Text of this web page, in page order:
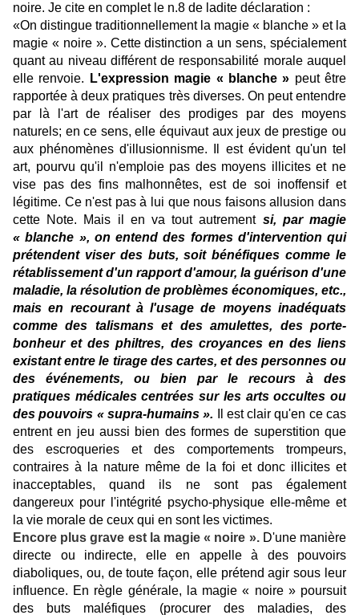
noire. Je cite en complet le n.8 de ladite déclaration :
«On distingue traditionnellement la magie « blanche » et la
magie « noire ». Cette distinction a un sens, spécialement
quant au niveau différent de responsabilité morale auquel
elle renvoie.
L'expression magie « blanche » peut être
rapportée à deux pratiques très diverses. On peut entendre
par là l'art de réaliser des prodiges par des moyens
naturels; en ce sens, elle équivaut aux jeux de prestige ou
aux phénomènes d'illusionnisme. Il est évident qu'un tel
art, pourvu qu'il n'emploie pas des moyens illicites et ne
vise pas des fins malhonnêtes, est de soi inoffensif et
légitime. Ce n'est pas à lui que nous faisons allusion dans
cette Note. Mais il en va tout autrement si, par magie
« blanche », on entend des formes d'intervention qui
prétendent viser des buts, soit bénéfiques comme le
rétablissement d'un rapport d'amour, la guérison d'une
maladie, la résolution de problèmes économiques, etc.,
mais en recourant à l'usage de moyens inadéquats
comme des talismans et des amulettes, des porte-
bonheur et des philtres, des croyances en des liens
existant entre le tirage des cartes, et des personnes ou
des événements, ou bien par le recours à des
pratiques médicales centrées sur les arts occultes ou
des pouvoirs « supra-humains ». Il est clair qu'en ce cas
entrent en jeu aussi bien des formes de superstition que
des escroqueries et des comportements trompeurs,
contraires à la nature même de la foi et donc illicites et
inacceptables, quand ils ne sont pas également
dangereux pour l'intégrité psycho-physique elle-même et
la vie morale de ceux qui en sont les victimes.
Encore plus grave est la magie « noire ».D'une manière
directe ou indirecte, elle en appelle à des pouvoirs
diaboliques, ou, de toute façon, elle prétend agir sous leur
influence. En règle générale, la magie « noire » poursuit
des buts maléfiques (procurer des maladies, des